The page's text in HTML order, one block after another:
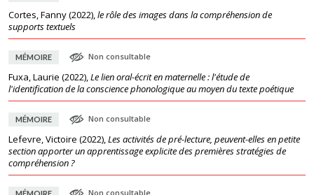
Cortes, Fanny(2022),le rôle des images dans la compréhension de
supports textuels
MÉMOIRE Non consultable
Fuxa, Laurie (2022),Le lien oral-écrit en maternelle : l'étude de
l'identification de la conscience phonologique au moyen du texte poétique
MÉMOIRE Non consultable
Lefevre, Victoire (2022),Les activités de pré-lecture, peuvent-elles en petite
section apporter un apprentissage explicite des premières stratégies de
compréhension ?
Non consultable